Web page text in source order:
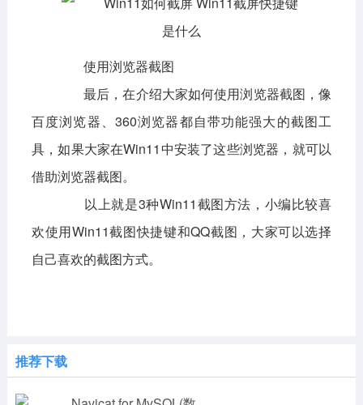
使用浏览器截图
最后，在介绍大家如何使用浏览器截图，像
百度浏览器、360浏览器都自带功能强大的截图工
具，如果大家在Win11中安装了这些浏览器，就可以
借助浏览器截图。
以上就是3种Win11截图方法，小编比较喜
欢使用Win11截图快捷键和QQ截图，大家可以选择
自己喜欢的截图方式。
推荐下载